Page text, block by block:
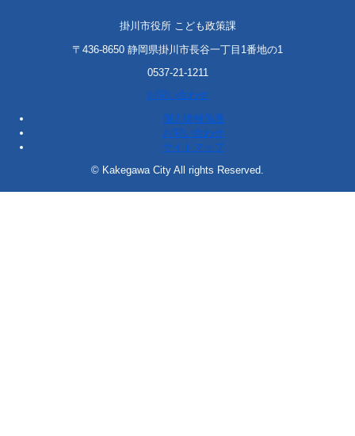
掛川市役所 こども政策課
〒436-8650 静岡県掛川市長谷一丁目1番地の1
0537-21-1211
お問い合わせ
個人情報保護
お問い合わせ
サイトマップ
© Kakegawa City All rights Reserved.